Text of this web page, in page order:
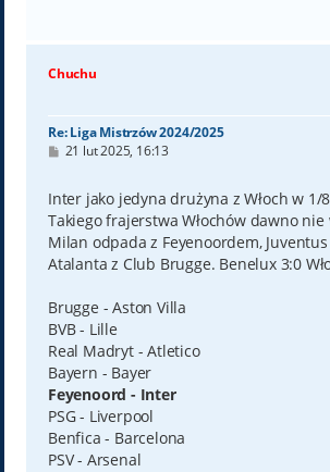
Chuchu
Re: Liga Mistrzów 2024/2025
P
t
21 lut 2025, 16:13
Inter jako jedyna drużyna z Włoch w 1/
Takiego frajerstwa Włochów dawno nie
Milan odpada z Feyenoordem, Juventus
Atalanta z Club Brugge. Benelux 3:0
Brugge - Aston Villa
BVB - Lille
Real Madryt - Atletico
Bayern - Bayer
Feyenoord - Inter
PSG - Liverpool
Benfica - Barcelona
PSV - Arsenal